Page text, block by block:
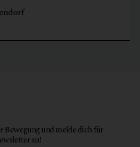
Bewegung und melde dich für
an!